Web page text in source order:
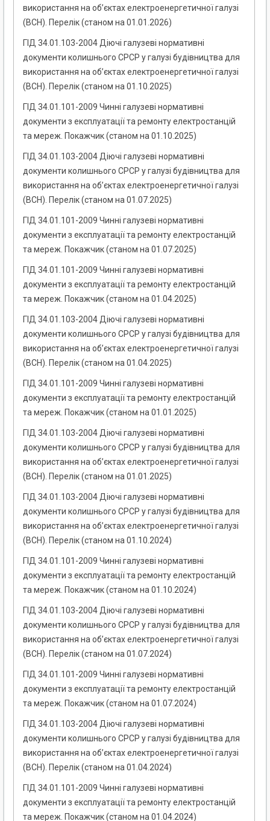
використання на об’єктах електроенергетичної галузі
(ВСН). Перелік (станом на 01.01.2026)
ГІД 34.01.103-2004 Діючі галузеві нормативні
документи колишнього СРСР у галузі будівництва для
використання на об’єктах електроенергетичної галузі
(ВСН). Перелік (станом на 01.10.2025)
ГІД 34.01.101-2009 Чинні галузеві нормативні
документи з експлуатації та ремонту електростанцій
та мереж. Покажчик (станом на 01.10.2025)
ГІД 34.01.103-2004 Діючі галузеві нормативні
документи колишнього СРСР у галузі будівництва для
використання на об’єктах електроенергетичної галузі
(ВСН). Перелік (станом на 01.07.2025)
ГІД 34.01.101-2009 Чинні галузеві нормативні
документи з експлуатації та ремонту електростанцій
та мереж. Покажчик (станом на 01.07.2025)
ГІД 34.01.101-2009 Чинні галузеві нормативні
документи з експлуатації та ремонту електростанцій
та мереж. Покажчик (станом на 01.04.2025)
ГІД 34.01.103-2004 Діючі галузеві нормативні
документи колишнього СРСР у галузі будівництва для
використання на об’єктах електроенергетичної галузі
(ВСН). Перелік (станом на 01.04.2025)
ГІД 34.01.101-2009 Чинні галузеві нормативні
документи з експлуатації та ремонту електростанцій
та мереж. Покажчик (станом на 01.01.2025)
ГІД 34.01.103-2004 Діючі галузеві нормативні
документи колишнього СРСР у галузі будівництва для
використання на об’єктах електроенергетичної галузі
(ВСН). Перелік (станом на 01.01.2025)
ГІД 34.01.103-2004 Діючі галузеві нормативні
документи колишнього СРСР у галузі будівництва для
використання на об’єктах електроенергетичної галузі
(ВСН). Перелік (станом на 01.10.2024)
ГІД 34.01.101-2009 Чинні галузеві нормативні
документи з експлуатації та ремонту електростанцій
та мереж. Покажчик (станом на 01.10.2024)
ГІД 34.01.103-2004 Діючі галузеві нормативні
документи колишнього СРСР у галузі будівництва для
використання на об’єктах електроенергетичної галузі
(ВСН). Перелік (станом на 01.07.2024)
ГІД 34.01.101-2009 Чинні галузеві нормативні
документи з експлуатації та ремонту електростанцій
та мереж. Покажчик (станом на 01.07.2024)
ГІД 34.01.103-2004 Діючі галузеві нормативні
документи колишнього СРСР у галузі будівництва для
використання на об’єктах електроенергетичної галузі
(ВСН). Перелік (станом на 01.04.2024)
ГІД 34.01.101-2009 Чинні галузеві нормативні
документи з експлуатації та ремонту електростанцій
та мереж. Покажчик (станом на 01.04.2024)